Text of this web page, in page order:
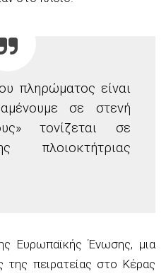
πληρώματος είναι
σε στενή
τονίζεται σε
πλοιοκτήτριας
Ευρωπαϊκής Ένωσης, μια
της πειρατείας στο Κέρας